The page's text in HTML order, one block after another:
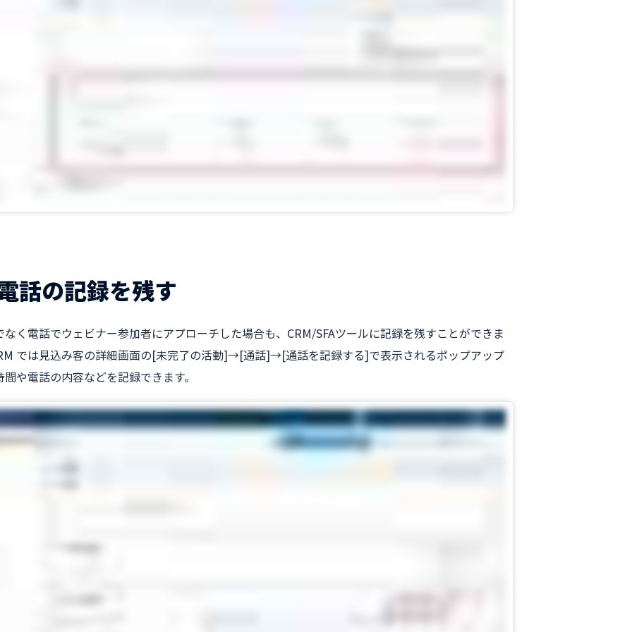
話の記録を残す
なく電話でウェビナー参加者にアプローチした場合も、CRM/SFAツールに記録を残すことができま
では見込み客の詳細画面の[未完了の活動]→[通話]→[通話を記録する]で表示されるポップアップ
や電話の内容などを記録できます。